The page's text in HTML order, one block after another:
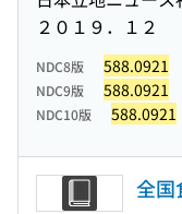
２０１９．１２
NDC8版 588.0921
NDC9版 588.0921
NDC10版 588.0921
全国